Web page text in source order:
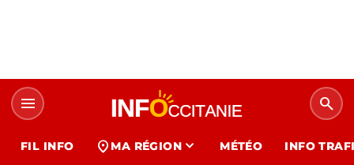
menu search
FIL INFO location_on MA RÉGION expand_more MÉTÉO INFO